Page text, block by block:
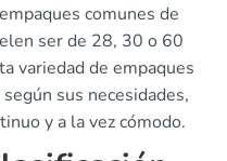
comunes de
ser de 28, 30 o 60
variedad de empaques
sus necesidades,
y a la vez cómodo.